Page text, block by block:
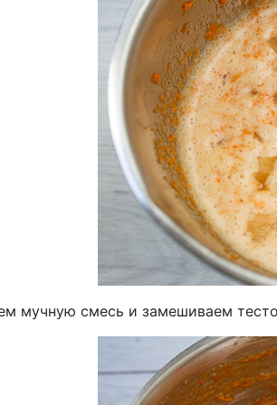
мучную смесь и замешиваем